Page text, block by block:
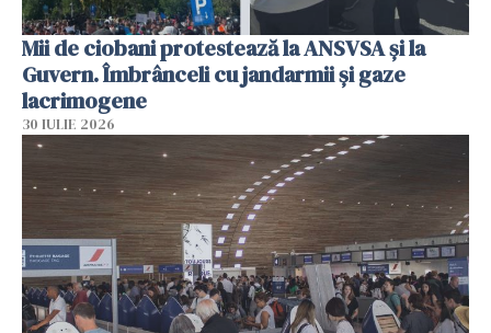
Mii de ciobani protestează la ANSVSA și la
Guvern. Îmbrânceli cu jandarmii și gaze
lacrimogene
30 IULIE 2026